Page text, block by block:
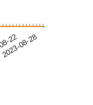
22
2023-08-28